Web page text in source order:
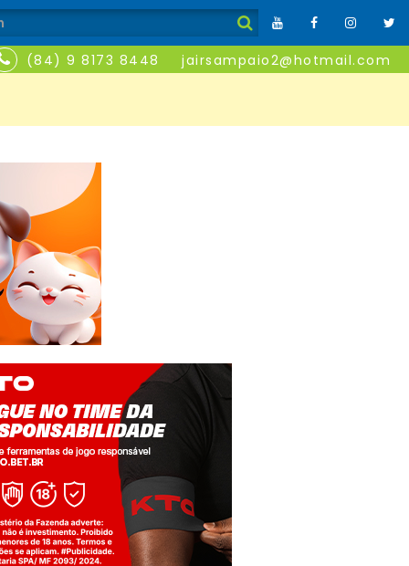
(84) 9 8173 8448 jairsampaio2@hotmail.com